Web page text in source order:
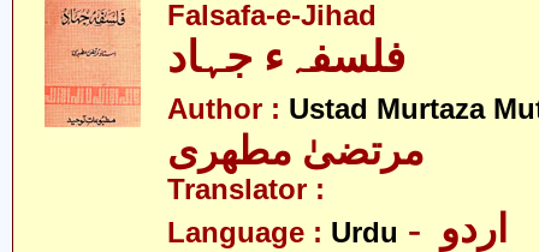
Falsafa-e-Jihad
Author : Ustad Murtaza
مرتضیٰ مطھری
Translator :
Language : Urdu